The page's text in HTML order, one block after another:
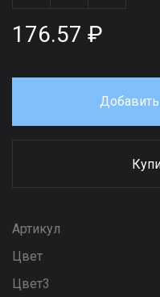
176.57 ₽
Артикул
Цвет
Цвет3